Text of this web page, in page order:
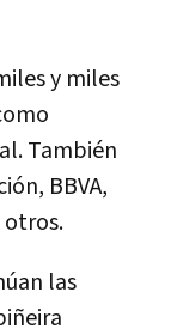
y miles
También
BBVA,
otros.
las